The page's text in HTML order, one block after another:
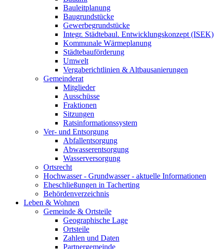
Bauleitplanung
Baugrundstücke
Gewerbegrundstücke
Integr. Städtebaul. Entwicklungskonzept (ISEK)
Kommunale Wärmeplanung
Städtebauförderung
Umwelt
Vergaberichtlinien & Altbausanierungen
Gemeinderat
Mitglieder
Ausschüsse
Fraktionen
Sitzungen
Ratsinformationssystem
Ver- und Entsorgung
Abfallentsorgung
Abwasserentsorgung
Wasserversorgung
Ortsrecht
Hochwasser - Grundwasser - aktuelle Informationen
Eheschließungen in Tacherting
Behördenverzeichnis
Leben & Wohnen
Gemeinde & Ortsteile
Geographische Lage
Ortsteile
Zahlen und Daten
Partnergemeinde